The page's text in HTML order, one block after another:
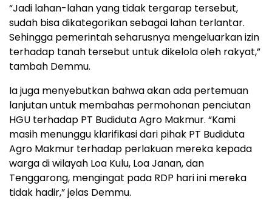
“Jadi lahan-lahan yang tidak tergarap tersebut,
sudah bisa dikategorikan sebagai lahan terlantar.
Sehingga pemerintah seharusnya mengeluarkan izin
terhadap tanah tersebut untuk dikelola oleh rakyat,”
tambah Demmu.
Ia juga menyebutkan bahwa akan ada pertemuan
lanjutan untuk membahas permohonan penciutan
HGU terhadap PT Budiduta Agro Makmur. “Kami
masih menunggu klarifikasi dari pihak PT Budiduta
Agro Makmur terhadap perlakuan mereka kepada
warga di wilayah Loa Kulu, Loa Janan, dan
Tenggarong, mengingat pada RDP hari ini mereka
tidak hadir,” jelas Demmu.